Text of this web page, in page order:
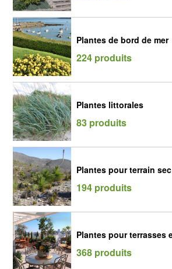
Plantes de bord de mer
224 produits
Plantes littorales
83 produits
Plantes pour terrain sec
194 produits
Plantes pour terrasses
368 produits